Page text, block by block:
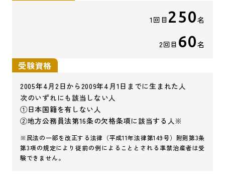
1回目250名
2回目 60名
受験資格
2005年4月2日から2009年4月1日までに生まれた人
次のいずれにも該当しない人
①日本国籍を有しない人
②地方公務員法第16条の欠格条項に該当する人※
※民法の一部を改正する法律（平成11年法律第149号）附則第3条
第3項の規定により従前の例によることとされる準禁治産者は受
験できません。